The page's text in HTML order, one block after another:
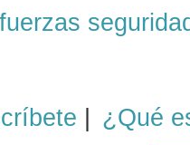
fuerzas
¿Qué